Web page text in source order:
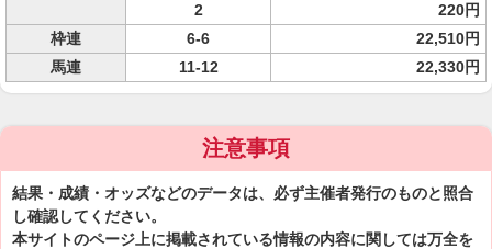
2
220円
枠連
6-6
22,510円
馬連
11-12 22,330円
注意事項
結果・成績・オッズなどのデータは、必ず主催者発行のものと照合
し確認してください。
本サイトのページ上に掲載されている情報の内容に関しては万全を